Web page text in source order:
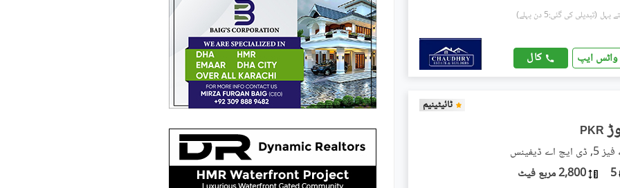
(تبدیلی کی گئی:5 دن پہلے)
واٹس ایپ کال
ٹائیٹینیم
PKR
ڈیفینس
5 2,800 مربع فیٹ